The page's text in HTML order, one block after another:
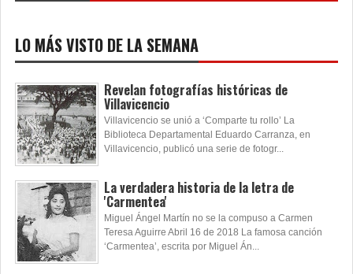
LO MÁS VISTO DE LA SEMANA
Revelan fotografías históricas de
Villavicencio
Villavicencio se unió a ‘Comparte tu rollo’ La
Biblioteca Departamental Eduardo Carranza, en
Villavicencio, publicó una serie de fotogr...
La verdadera historia de la letra de
'Carmentea'
Miguel Ángel Martín no se la compuso a Carmen
Teresa Aguirre Abril 16 de 2018 La famosa canción
‘Carmentea’, escrita por Miguel Án...